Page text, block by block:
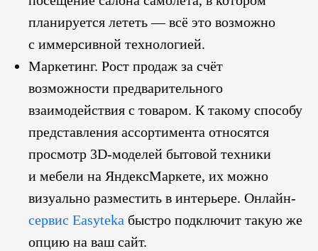
планируется лететь — всё это возможно
с иммерсивной технологией.
Маркетинг. Рост продаж за счёт
возможности предварительного
взаимодействия с товаром. К такому способу
представления ассортимента относятся
просмотр 3D-моделей бытовой техники
и мебели на ЯндексМаркете, их можно
визуально разместить в интерьере. Онлайн-
сервис Easyteka быстро подключит такую же
опцию на ваш сайт.